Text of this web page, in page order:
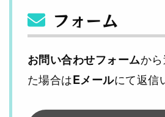
フォーム
お問い合わせフォームか
た場合はEメールにて返信